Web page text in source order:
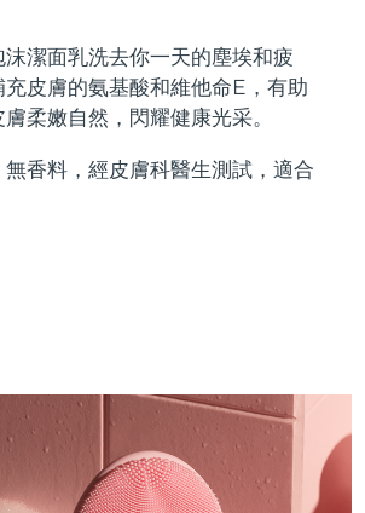
潔面乳洗去你一天的塵埃和疲
皮膚的氨基酸和維他命E，有助
柔嫩自然，閃耀健康光采。
香料，經皮膚科醫生測試，適合
產品
aging treatments
產品
treatments
treatments
skincare
products
treatments
IPL hair removal device
removal
Cooling Prep Gel
IPL hair removal gel
body toning
body brush
2 plus
acne LED therapy
Blemish Solution
acne gel
眼部護理
2 eyes & lips
line smoothing device
護膚
eye care treatment
remover
play advanced
light hairbrush
Teeth Whitening Set
LED + sonic device & 18% PAP gel
預計送達日期 8/10/26
預計送達日期 8/8/26
預計送達日期8/10/26